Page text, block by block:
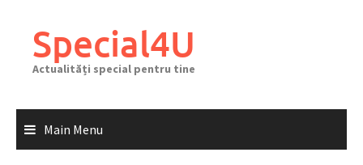
contentSpecial4U
Actualități special pentru tine
Main Menu